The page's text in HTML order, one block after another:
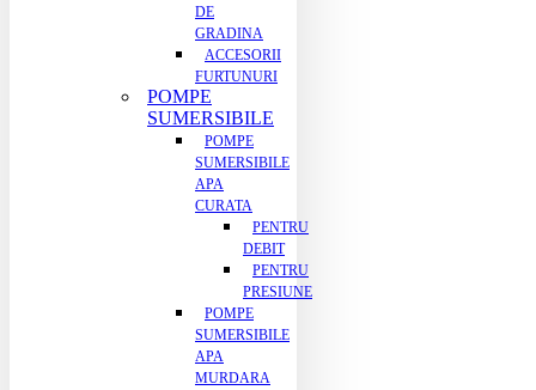
DE
GRADINA
ACCESORII
FURTUNURI
POMPE
SUMERSIBILE
POMPE
SUMERSIBILE
APA
CURATA
PENTRU
DEBIT
PENTRU
PRESIUNE
POMPE
SUMERSIBILE
APA
MURDARA